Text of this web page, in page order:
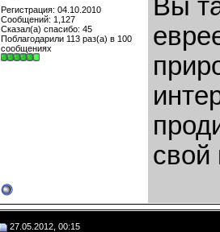
Регистрация: 04.10.2010
Сообщений: 1,127
Сказал(а) спасибо: 45
Поблагодарили 113 раз(а) в 100
сообщениях
Вы
свой
27.05.2012, 00:15